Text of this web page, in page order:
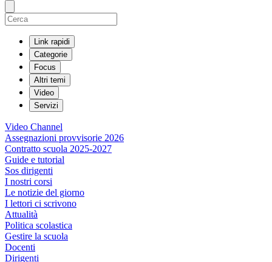
Link rapidi
Categorie
Focus
Altri temi
Video
Servizi
Video Channel
Assegnazioni provvisorie 2026
Contratto scuola 2025-2027
Guide e tutorial
Sos dirigenti
I nostri corsi
Le notizie del giorno
I lettori ci scrivono
Attualità
Politica scolastica
Gestire la scuola
Docenti
Dirigenti